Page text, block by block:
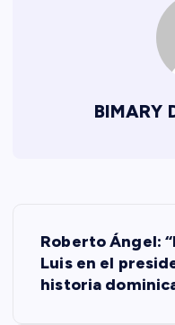
BIMARY
Roberto Ángel:
Luis en el
historia